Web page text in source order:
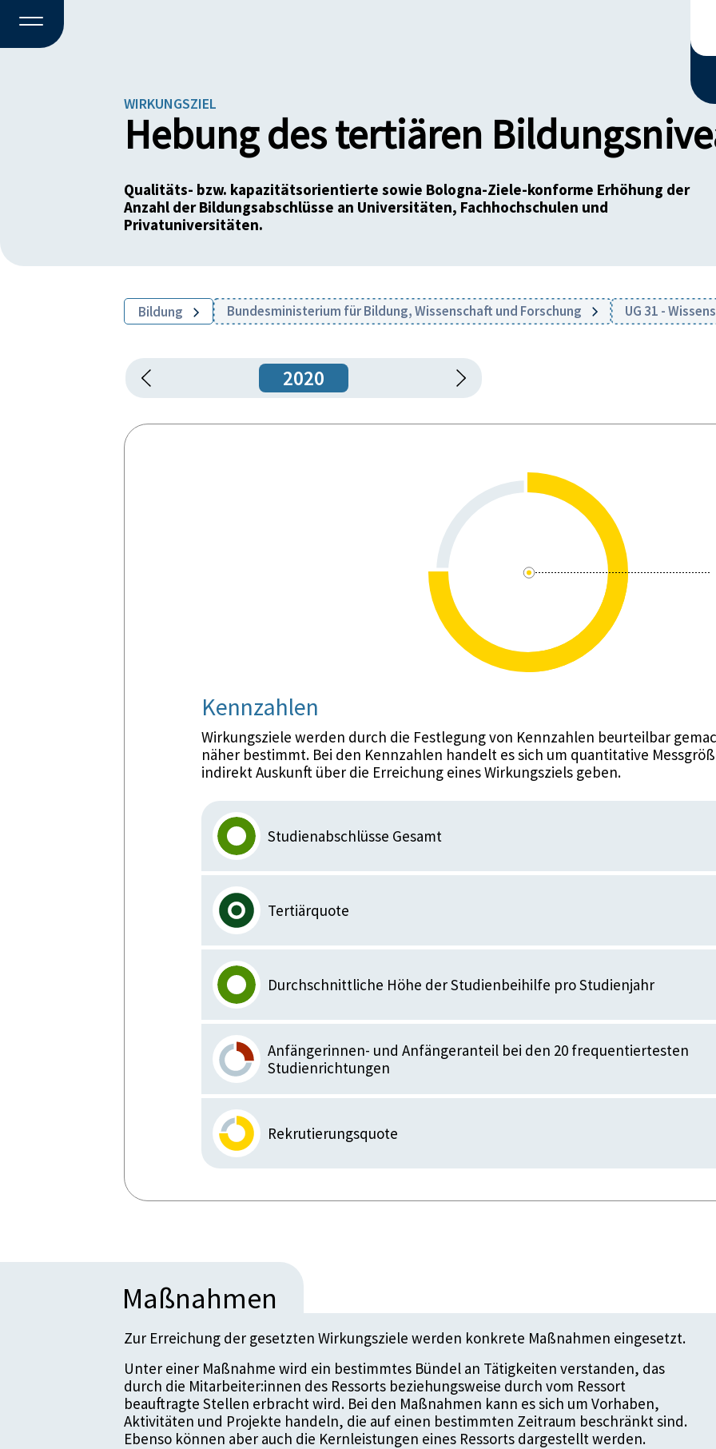
WIRKUNGSZIEL
Hebung des tertiären
Qualitäts- bzw. kapazitätsorientierte sowie Bologna-Ziele-konforme Erhöhung der
Anzahl der Bildungsabschlüsse an Universitäten, Fachhochschulen und
Privatuniversitäten.
Bildung Bundesministerium für Bildung, Wissenschaft und Forschung UG 31 -
2020
Kennzahlen
Wirkungsziele werden durch die Festlegung von Kennzahlen beurteilbar
näher bestimmt. Bei den Kennzahlen handelt es sich um quantitative
indirekt Auskunft über die Erreichung eines Wirkungsziels geben.
Studienabschlüsse Gesamt
Tertiärquote
Durchschnittliche Höhe der Studienbeihilfe pro Studienjahr
Anfängerinnen- und Anfängeranteil bei den 20 frequentiertesten
Studienrichtungen
Rekrutierungsquote
Maßnahmen
Zur Erreichung der gesetzten Wirkungsziele werden konkrete Maßnahmen eingesetzt.
Unter einer Maßnahme wird ein bestimmtes Bündel an Tätigkeiten verstanden, das
durch die Mitarbeiter:innen des Ressorts beziehungsweise durch vom Ressort
beauftragte Stellen erbracht wird. Bei den Maßnahmen kann es sich um Vorhaben,
Aktivitäten und Projekte handeln, die auf einen bestimmten Zeitraum beschränkt sind.
Ebenso können aber auch die Kernleistungen eines Ressorts dargestellt werden.